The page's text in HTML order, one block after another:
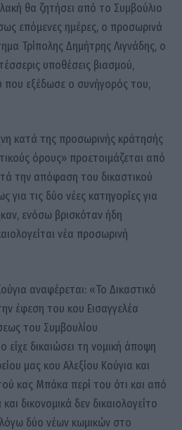
θα ζητήσει από το Συμβούλιο
επόμενες ημέρες, ο προσωρινά
Τρίπολης Δημήτρης Λιγνάδης, ο
υποθέσεις βιασμού,
που εξέδωσε ο συνήγορός του,
κατά της προσωρινής κράτησής
όρους» προετοιμάζεται από
την απόφαση του δικαστικού
για τις δύο νέες κατηγορίες για
ενόσω βρισκόταν ήδη
νέα προσωρινή
αναφέρεται: «Το Δικαστικό
έφεση του κου Εισαγγελέα
του Συμβουλίου
είχε δικαιώσει τη νομική άποψη
μας κου Αλεξίου Κούγια και
κας Μπάκα περί του ότι και από
δικονομικά δεν δικαιολογείτο
δύο νέων κωμικών στο